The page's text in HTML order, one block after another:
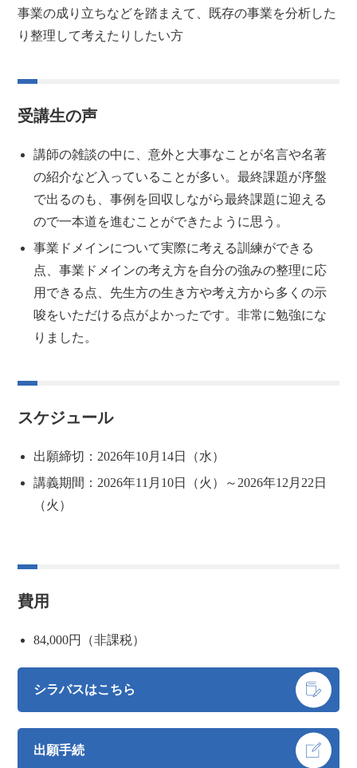
事業の成り立ちなどを踏まえて、既存の事業を分析した
り整理して考えたりしたい方
受講生の声
講師の雑談の中に、意外と大事なことが名言や名著
の紹介など入っていることが多い。最終課題が序盤
で出るのも、事例を回収しながら最終課題に迎える
ので一本道を進むことができたように思う。
事業ドメインについて実際に考える訓練ができる
点、事業ドメインの考え方を自分の強みの整理に応
用できる点、先生方の生き方や考え方から多くの示
唆をいただける点がよかったです。非常に勉強にな
りました。
スケジュール
出願締切：2026年10月14日（水）
講義期間：2026年11月10日（火）～2026年12月22日
（火）
費用
84,000円（非課税）
シラバスはこちら
出願手続